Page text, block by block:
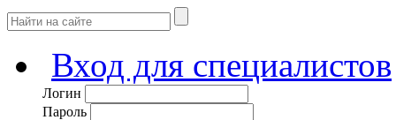
Вход для специалистов
Логин
Пароль